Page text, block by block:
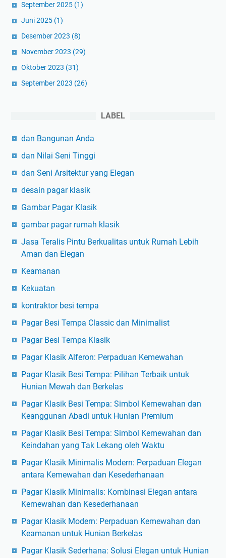
September 2025 (1)
Juni 2025 (1)
Desember 2023 (8)
November 2023 (29)
Oktober 2023 (31)
September 2023 (26)
LABEL
dan Bangunan Anda
dan Nilai Seni Tinggi
dan Seni Arsitektur yang Elegan
desain pagar klasik
Gambar Pagar Klasik
gambar pagar rumah klasik
Jasa Teralis Pintu Berkualitas untuk Rumah Lebih
Aman dan Elegan
Keamanan
Kekuatan
kontraktor besi tempa
Pagar Besi Tempa Classic dan Minimalist
Pagar Besi Tempa Klasik
Pagar Klasik Alferon: Perpaduan Kemewahan
Pagar Klasik Besi Tempa: Pilihan Terbaik untuk
Hunian Mewah dan Berkelas
Pagar Klasik Besi Tempa: Simbol Kemewahan dan
Keanggunan Abadi untuk Hunian Premium
Pagar Klasik Besi Tempa: Simbol Kemewahan dan
Keindahan yang Tak Lekang oleh Waktu
Pagar Klasik Minimalis Modern: Perpaduan Elegan
antara Kemewahan dan Kesederhanaan
Pagar Klasik Minimalis: Kombinasi Elegan antara
Kemewahan dan Kesederhanaan
Pagar Klasik Modern: Perpaduan Kemewahan dan
Keamanan untuk Hunian Berkelas
Pagar Klasik Sederhana: Solusi Elegan untuk Hunian